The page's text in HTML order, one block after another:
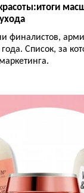
финалистов,
Список, за